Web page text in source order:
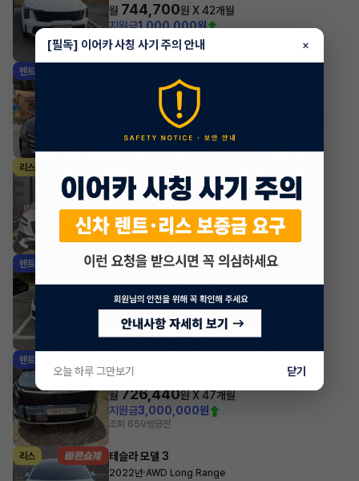
월 744,700원 X42개월
지원금1,000,000원
조회 1,176방금전
렌트
1.6 터보 하이브리드 2WD 프리미엄
547,580원 X
방금전
리스
2025년 가솔린 2.5 터보 2WD 스포츠
월 1,112,190원 X 38개월
지원금15,000,000원
조회 1,156 방금전
렌트 기아 셀토스
월532,180원 X47개월
조회 1,362 방금전
렌트
2025년
월 726,440원 X 47개월
지원금3,000,000원
조회 659방금전
리스 테슬라 모델 3
2022년·AWD Long Range
[필독] 이어카 사칭 사기 주의 안내 ×
오늘 하루 그만보기 닫기